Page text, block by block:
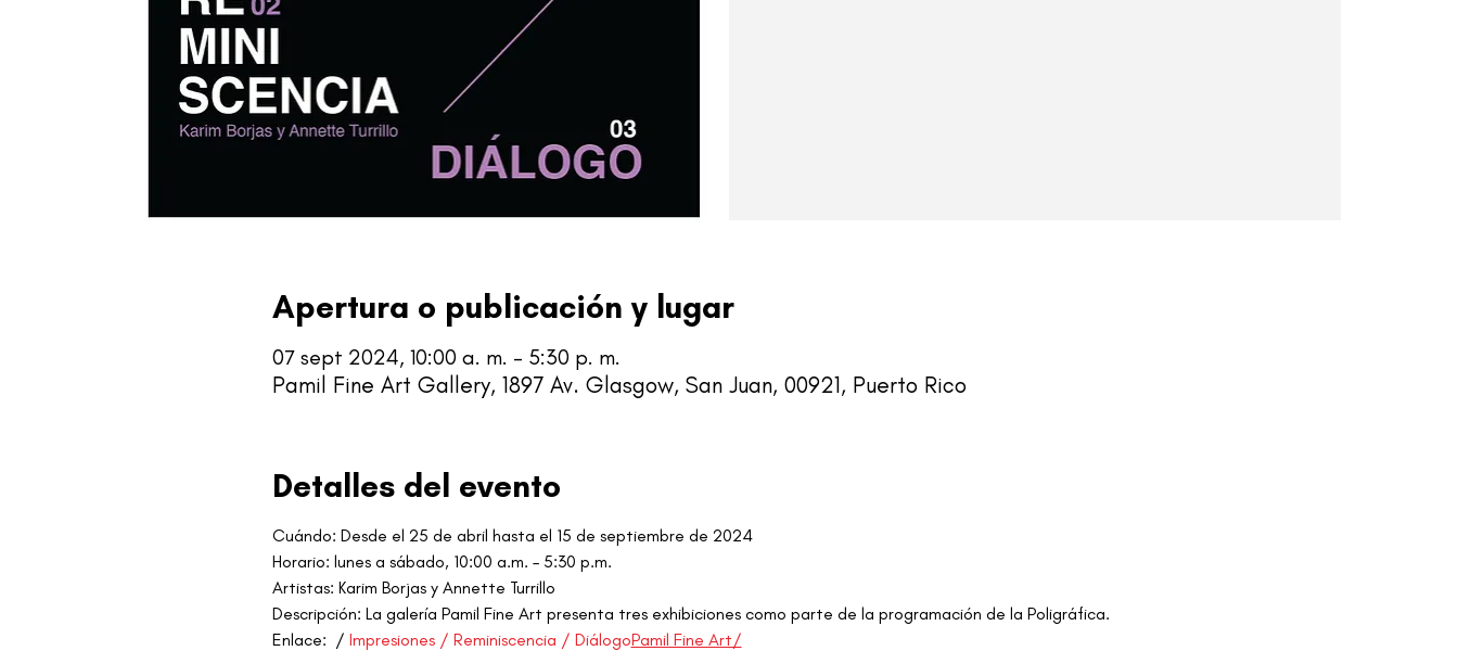
Apertura o publicación y lugar
07 sept 2024, 10:00 a. m. – 5:30 p. m.
Pamil Fine Art Gallery, 1897 Av. Glasgow, San Juan, 00921, Puerto Rico
Detalles del evento
Cuándo: Desde el 25 de abril hasta el 15 de septiembre de 2024
Horario: lunes a sábado, 10:00 a.m. – 5:30 p.m.
Artistas: Karim Borjas y Annette Turrillo
Descripción: La galería Pamil Fine Art presenta tres exhibiciones como parte de la programación de la Poligráfica.
Enlace: / Impresiones / Reminiscencia / DiálogoPamil Fine Art/